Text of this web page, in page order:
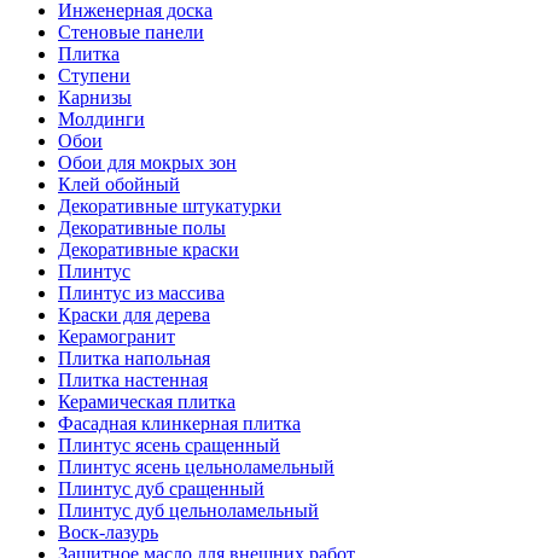
Инженерная доска
Стеновые панели
Плитка
Ступени
Карнизы
Молдинги
Обои
Обои для мокрых зон
Клей обойный
Декоративные штукатурки
Декоративные полы
Декоративные краски
Плинтус
Плинтус из массива
Краски для дерева
Керамогранит
Плитка напольная
Плитка настенная
Керамическая плитка
Фасадная клинкерная плитка
Плинтус ясень сращенный
Плинтус ясень цельноламельный
Плинтус дуб сращенный
Плинтус дуб цельноламельный
Воск-лазурь
Защитное масло для внешних работ